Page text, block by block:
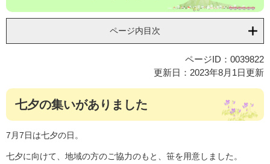
ページ内目次
ページID：0039822
更新日：2023年8月1日更新
七夕の集いがありました
7月7日は七夕の日。
七夕に向けて、地域の方のご協力のもと、笹を用意しました。